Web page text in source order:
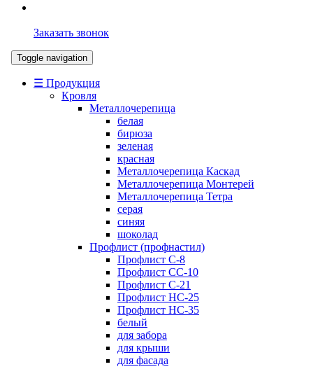
Заказать звонок
Toggle navigation
☰ Продукция
Кровля
Металлочерепица
белая
бирюза
зеленая
красная
Металлочерепица Каскад
Металлочерепица Монтерей
Металлочерепица Тетра
серая
синяя
шоколад
Профлист (профнастил)
Профлист С-8
Профлист СС-10
Профлист C-21
Профлист НС-25
Профлист НС-35
белый
для забора
для крыши
для фасада